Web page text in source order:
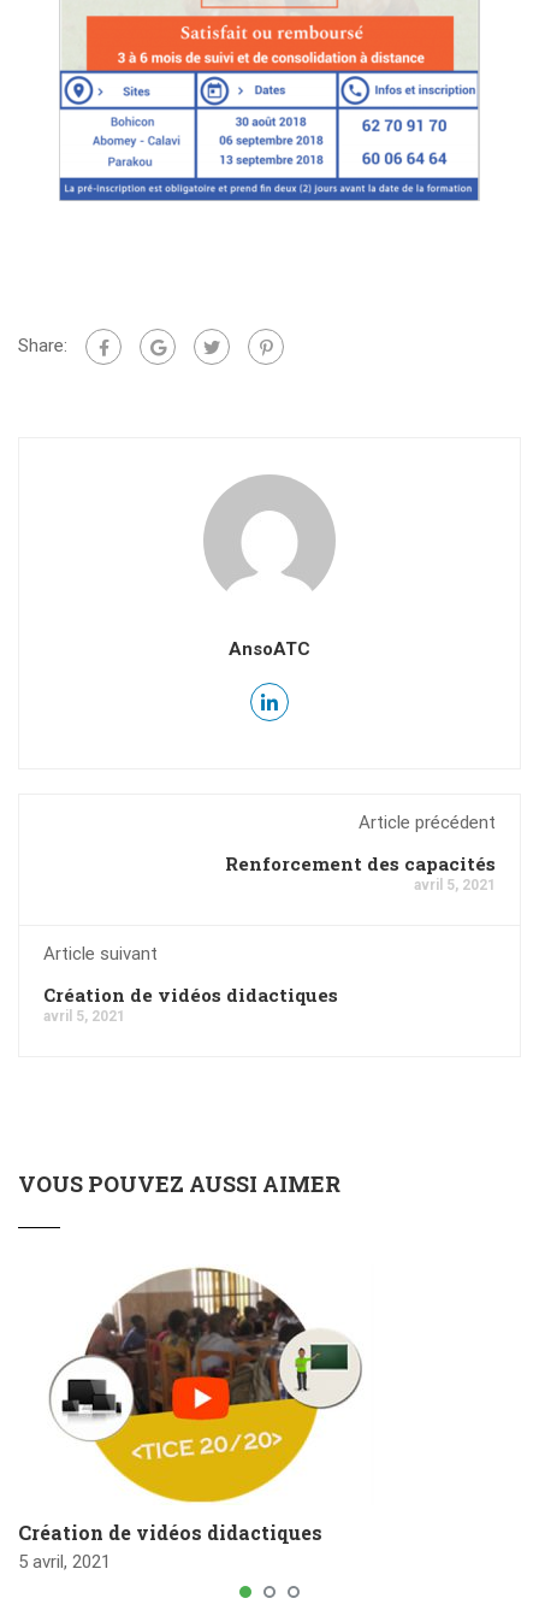
Share:
AnsoATC
Article précédent
Renforcement des capacités
avril 5, 2021
Article suivant
Création de vidéos didactiques
avril 5, 2021
VOUS POUVEZ AUSSI AIMER
Création de vidéos didactiques
5 avril, 2021